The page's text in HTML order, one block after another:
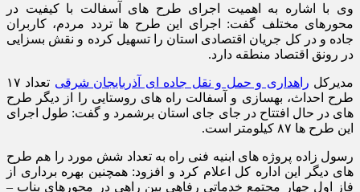
وی با اشاره به اهمیت اجرای طرح های آسفالت با کیفیت در
محورهای مختلف گفت: اجرای این طرح ها تردد مردم، کاربران
جاده و در کل جریان اقتصادی استان را تسهیل کرده و نقش بسزایی
در رونق اقتصاد منطقه دارد.
مدیرکل راهداری و حمل و نقل جاده ای آذربایجان شرقی
تعداد ۱۷
طرح احداث، بهسازی و آسفالت راه های روستایی را از دیگر طرح
های در حال افتتاح در جای جای استان برشمرد و گفت: طول اجرای
این طرح ها ۸۷ کیلومتر است.
رسول زاده پروژه های ابنیه فنی راه به تعداد شش مورد را هم طرح
های دیگر این اداره کل اعلام کرد و افزود: همچنین بهره برداری از
فاز اول چهار مجتمع خدماتی رفاهی بین راهی در محورهای بناب –